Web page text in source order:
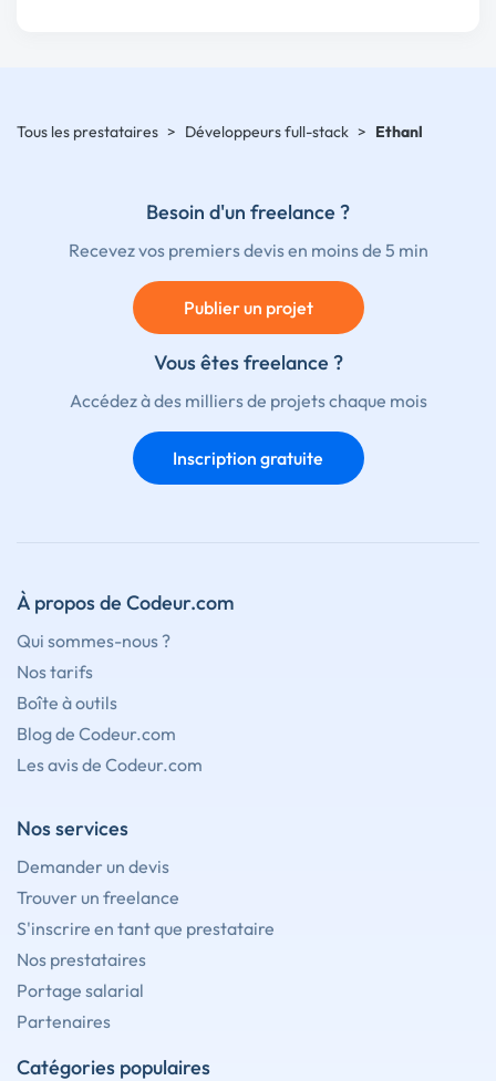
Tous les prestataires > Développeurs full-stack > Ethanl
Besoin d'un freelance ?
Recevez vos premiers devis en moins de 5 min
Publier un projet
Vous êtes freelance ?
Accédez à des milliers de projets chaque mois
Inscription gratuite
À propos de Codeur.com
Qui sommes-nous ?
Nos tarifs
Boîte à outils
Blog de Codeur.com
Les avis de Codeur.com
Nos services
Demander un devis
Trouver un freelance
S'inscrire en tant que prestataire
Nos prestataires
Portage salarial
Partenaires
Catégories populaires